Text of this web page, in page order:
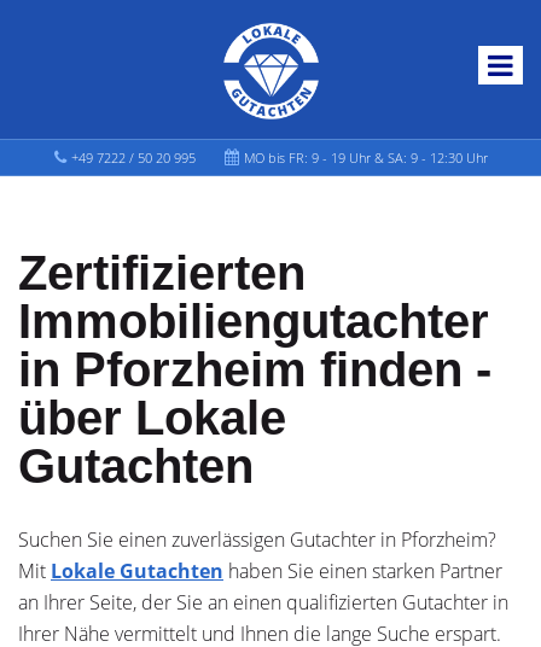
+49 7222 / 50 20 995 MO bis FR: 9 - 19 Uhr & SA: 9 - 12:30 Uhr
Zertifizierten
Immobiliengutachter
in Pforzheim finden -
über Lokale
Gutachten
Suchen Sie einen zuverlässigen Gutachter in Pforzheim?
Mit Lokale Gutachten haben Sie einen starken Partner
an Ihrer Seite, der Sie an einen qualifizierten Gutachter in
Ihrer Nähe vermittelt und Ihnen die lange Suche erspart.